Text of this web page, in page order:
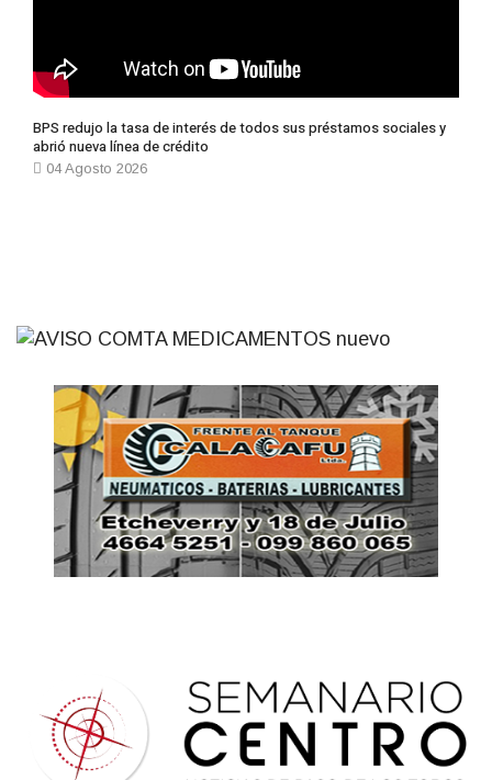
BPS redujo la tasa de interés de todos sus préstamos sociales y
abrió nueva línea de crédito
04 Agosto 2026